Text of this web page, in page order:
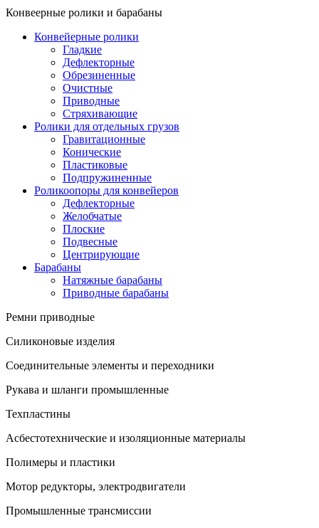
Конвеерные ролики и барабаны
Конвейерные ролики
Гладкие
Дефлекторные
Обрезиненные
Очистные
Приводные
Стряхивающие
Ролики для отдельных грузов
Гравитационные
Конические
Пластиковые
Подпружиненные
Роликоопоры для конвейеров
Дефлекторные
Желобчатые
Плоские
Подвесные
Центрирующие
Барабаны
Натяжные барабаны
Приводные барабаны
Ремни приводные
Силиконовые изделия
Соединительные элементы и переходники
Рукава и шланги промышленные
Техпластины
Асбестотехнические и изоляционные материалы
Полимеры и пластики
Мотор редукторы, электродвигатели
Промышленные трансмиссии